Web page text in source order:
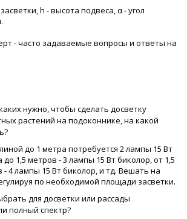
h - высота подвеса, α - угол
- часто задаваемые вопросы и ответы на
нужно, чтобы сделать досветку
растений на подоконнике, на какой
до 1 метра потребуется 2 лампы 15 Вт
1,5 метров - 3 лампы 15 Вт биколор, от 1,5
4 лампы 15 Вт биколор, и тд. Вешать на
по необходимой площади засветки.
для досветки или рассады
полный спектр?